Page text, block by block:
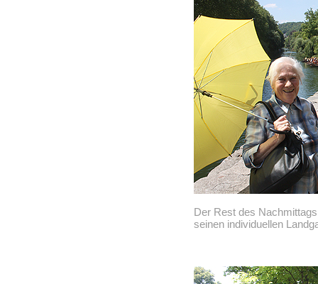
Der Rest des
seinen individuellen